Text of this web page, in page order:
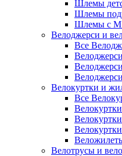
Шлемы
Шлемы
Шлемы с
Велоджерси и
Все
Велокуртки и
Все
Велотрусы и